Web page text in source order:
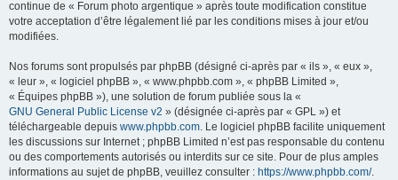
continue de « Forum photo argentique » après toute modification constitue
votre acceptation d’être légalement lié par les conditions mises à jour et/ou
modifiées.
Nos forums sont propulsés par phpBB (désigné ci-après par « ils », « eux »,
« leur », « logiciel phpBB », « www.phpbb.com », « phpBB Limited »,
« Équipes phpBB »), une solution de forum publiée sous la «
GNU General Public License v2 » (désignée ci-après par « GPL ») et
téléchargeable depuis www.phpbb.com. Le logiciel phpBB facilite uniquement
les discussions sur Internet ; phpBB Limited n’est pas responsable du contenu
ou des comportements autorisés ou interdits sur ce site. Pour de plus amples
informations au sujet de phpBB, veuillez consulter : https://www.phpbb.com/.